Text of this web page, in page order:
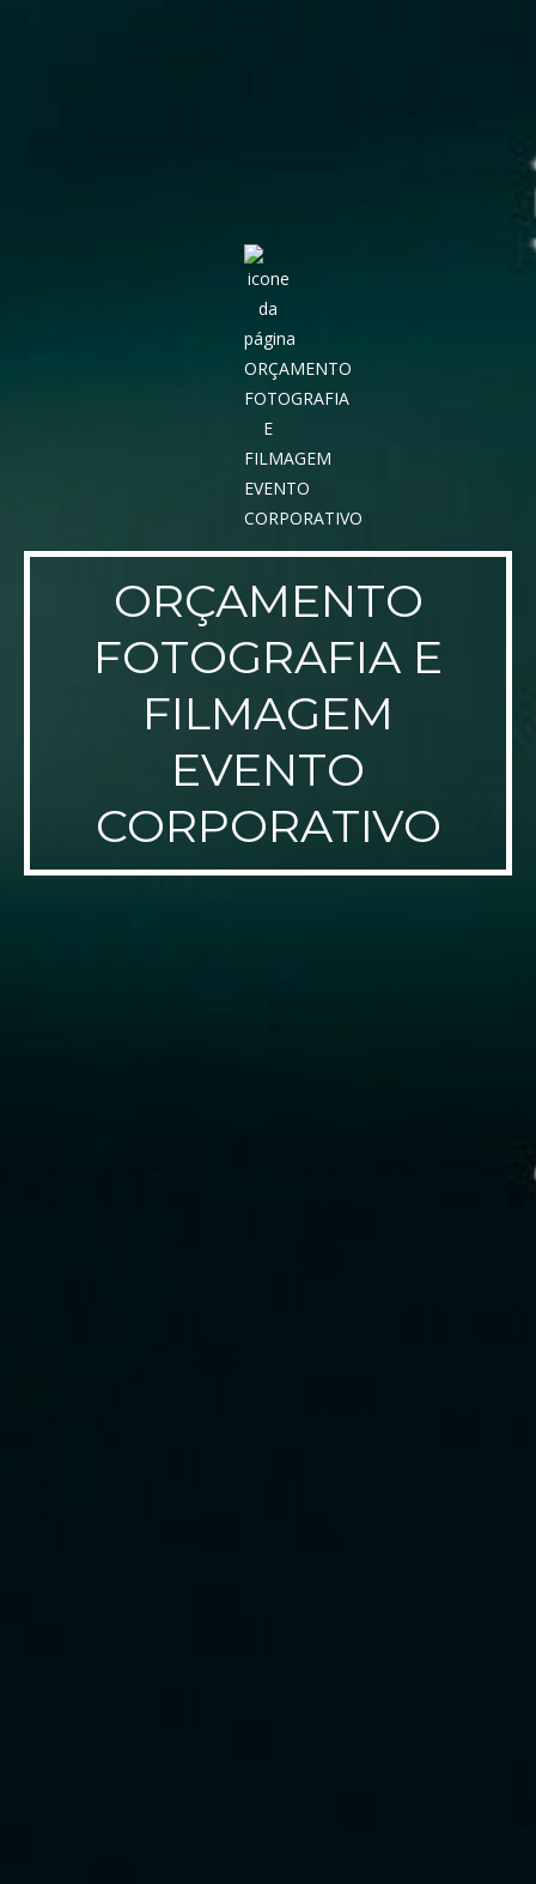
ORÇAMENTO
FOTOGRAFIA E
FILMAGEM
EVENTO
CORPORATIVO